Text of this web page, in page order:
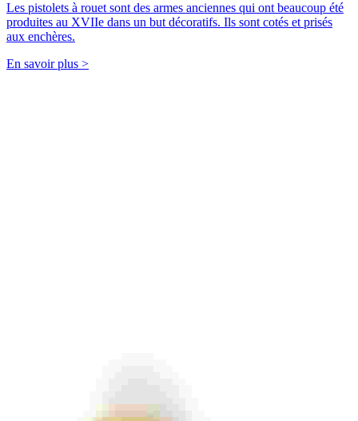
Les pistolets à rouet sont des armes anciennes qui ont beaucoup été
produites au XVIIe dans un but décoratifs. Ils sont cotés et prisés
aux enchères.
En savoir plus >